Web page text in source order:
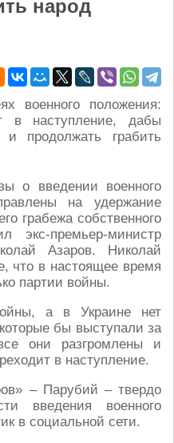
народ
о введении военного
на удержание
грабежа собственного
премьер-министр
Азаров. Николай
что в настоящее время
партии войны.
а в Украине нет
бы выступали за
они разгромлены и
в наступление.
– Парубий – твердо
введения военного
в социальной сети.